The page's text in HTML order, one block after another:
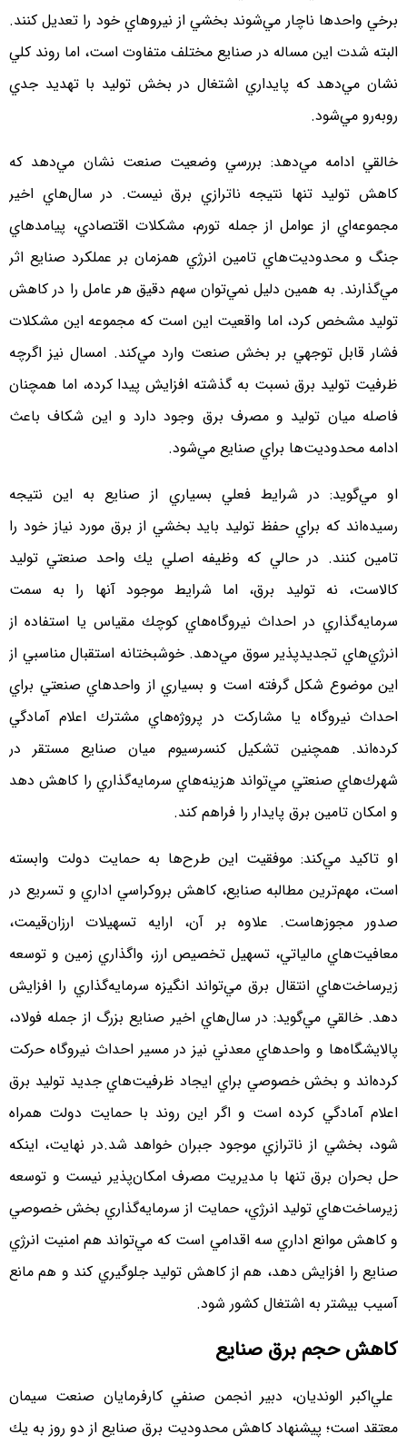
برخي واحدها ناچار مي‌شوند بخشي از نيروهاي خود را تعديل كنند.
البته شدت اين مساله در صنايع مختلف متفاوت است، اما روند كلي
نشان مي‌دهد كه پايداري اشتغال در بخش توليد با تهديد جدي
روبه‌رو مي‌شود.
خالقي ادامه مي‌دهد: بررسي وضعيت صنعت نشان مي‌دهد كه
كاهش توليد تنها نتيجه ناترازي برق نيست. در سال‌هاي اخير
مجموعه‌اي از عوامل از جمله تورم، مشكلات اقتصادي، پيامدهاي
جنگ و محدوديت‌هاي تامين انرژي همزمان بر عملكرد صنايع اثر
مي‌گذارند. به همين دليل نمي‌توان سهم دقيق هر عامل را در كاهش
توليد مشخص كرد، اما واقعيت اين است كه مجموعه اين مشكلات
فشار قابل توجهي بر بخش صنعت وارد مي‌كند. امسال نيز اگرچه
ظرفيت توليد برق نسبت به گذشته افزايش پيدا كرده، اما همچنان
فاصله ميان توليد و مصرف برق وجود دارد و اين شكاف باعث
ادامه محدوديت‌ها براي صنايع مي‌شود.
او مي‌گويد: در شرايط فعلي بسياري از صنايع به اين نتيجه
رسيده‌اند كه براي حفظ توليد بايد بخشي از برق مورد نياز خود را
تامين كنند. در حالي كه وظيفه اصلي يك واحد صنعتي توليد
كالاست، نه توليد برق، اما شرايط موجود آنها را به سمت
سرمايه‌گذاري در احداث نيروگاه‌هاي كوچك ‌مقياس يا استفاده از
انرژي‌هاي تجديدپذير سوق مي‌دهد. خوشبختانه استقبال مناسبي از
اين موضوع شكل گرفته است و بسياري از واحدهاي صنعتي براي
احداث نيروگاه يا مشاركت در پروژه‌هاي مشترك اعلام آمادگي
كرده‌اند. همچنين تشكيل كنسرسيوم ميان صنايع مستقر در
شهرك‌هاي صنعتي مي‌تواند هزينه‌هاي سرمايه‌گذاري را كاهش دهد
و امكان تامين برق پايدار را فراهم كند.
او تاكيد مي‌كند: موفقيت اين طرح‌ها به حمايت دولت وابسته
است، مهم‌ترين مطالبه صنايع، كاهش بروكراسي اداري و تسريع در
صدور مجوزهاست. علاوه بر آن، ارايه تسهيلات ارزان‌قيمت،
معافيت‌هاي مالياتي، تسهيل تخصيص ارز، واگذاري زمين و توسعه
زيرساخت‌هاي انتقال برق مي‌تواند انگيزه سرمايه‌گذاري را افزايش
دهد. خالقي مي‌گويد: در سال‌هاي اخير صنايع بزرگ از جمله فولاد،
پالايشگاه‌ها و واحدهاي معدني نيز در مسير احداث نيروگاه حركت
كرده‌اند و بخش خصوصي براي ايجاد ظرفيت‌هاي جديد توليد برق
اعلام آمادگي كرده است و اگر اين روند با حمايت دولت همراه
شود، بخشي از ناترازي موجود جبران خواهد شد.در نهايت، اينكه
حل بحران برق تنها با مديريت مصرف امكان‌پذير نيست و توسعه
زيرساخت‌هاي توليد انرژي، حمايت از سرمايه‌گذاري بخش خصوصي
و كاهش موانع اداري سه اقدامي است كه مي‌تواند هم امنيت انرژي
صنايع را افزايش دهد، هم از كاهش توليد جلوگيري كند و هم مانع
آسيب بيشتر به اشتغال كشور شود.
كاهش حجم برق صنايع
علي‌اكبر الونديان، دبير انجمن صنفي كارفرمايان صنعت سيمان
معتقد است؛ پيشنهاد كاهش محدوديت برق صنايع از دو روز به يك